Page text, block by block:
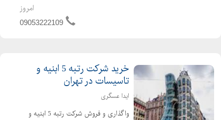
سهامی خاص تازه تاسیس و بدون کارکرد
و بدهی دارای اعتبار کارتکس ساجاری و
امروز
09053222109
خرید شرکت رتبه 5 ابنیه و
تاسیسات در تهران
ایدا عسگری
واگذاری و فروش شرکت رتبه 5 ابنیه و